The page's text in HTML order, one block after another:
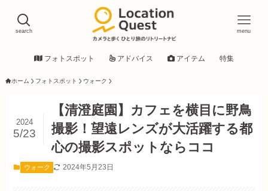
search menu
フォトスポット アドバイス アイテム 特集
ホーム フォトスポット ウォーク
【清澄庭園】カフェを横目に野鳥
撮影！望遠レンズが大活躍する都
心の撮影スポットならココ
2024
5/23
ウォーク 2024年5月23日